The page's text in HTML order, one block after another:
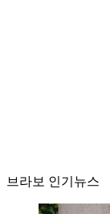
브라보 인기뉴스